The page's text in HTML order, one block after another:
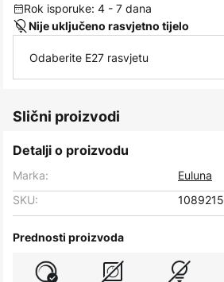
Rok isporuke: 4 - 7 dana
Nije uključeno rasvjetno tijelo
Odaberite E27 rasvjetu
Slični proizvodi
Detalji o proizvodu
Marka:
Euluna
SKU:
1089215
Prednosti proizvoda